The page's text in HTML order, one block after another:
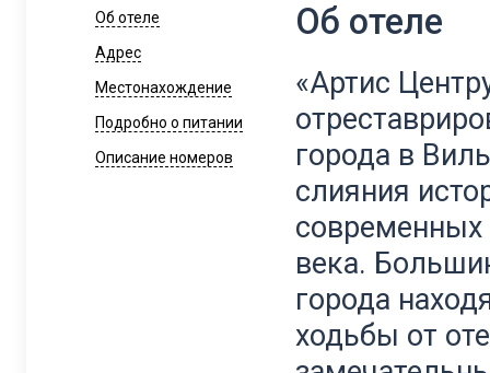
Об отеле
Адрес
Местонахождение
Подробно о питании
Описание номеров
Об отеле
«Артис
города в
слияния
современных
века.
города
ходьбы от